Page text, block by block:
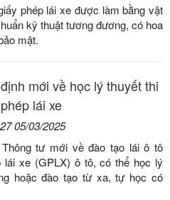
phép lái xe được làm bằng vật
kỹ thuật tương đương, có hoa
mật.
mới về học lý thuyết thi
lái xe
05/03/2025
tư mới về đào tạo lái ô tô
lái xe (GPLX) ô tô, có thể học lý
hoặc đào tạo từ xa, tự học có